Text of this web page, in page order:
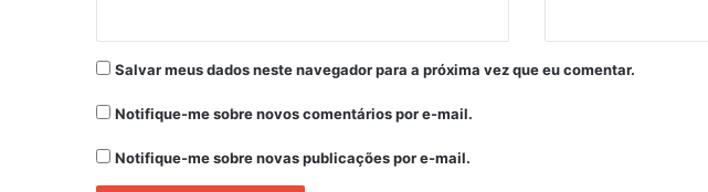
Salvar meus dados neste navegador para a próxima vez que eu comentar.
Notifique-me sobre novos comentários por e-mail.
Notifique-me sobre novas publicações por e-mail.